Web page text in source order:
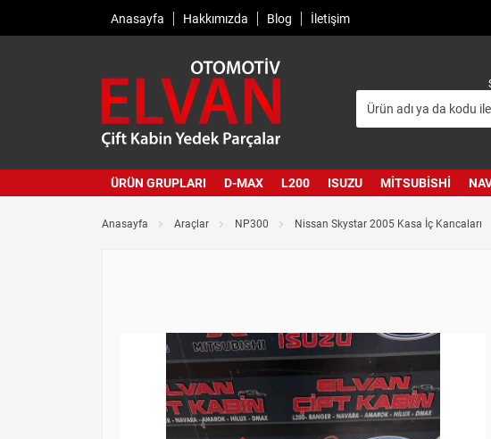
Anasayfa Hakkımızda Blog İletişim
ÜRÜN GRUPLARI D-MAX L200 ISUZU MITSUBISHI
Anasayfa Araçlar NP300 Nissan Skystar 2005 Kasa İç Kancaları